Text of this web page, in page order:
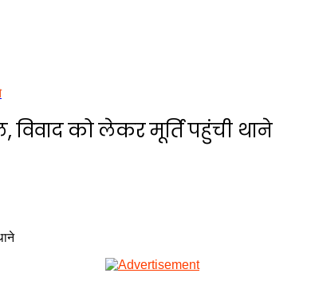
को लेकर मूर्ति पहुंची थाने